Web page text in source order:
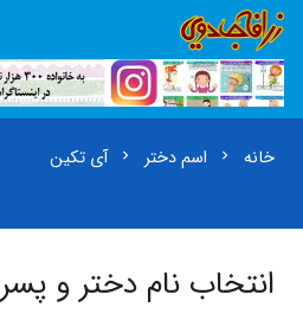
خانه chevron_right اسم دختر chevron_right آی تکین
انتخاب نام دختر و پسر